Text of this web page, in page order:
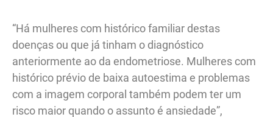
“Há mulheres com histórico familiar destas
doenças ou que já tinham o diagnóstico
anteriormente ao da endometriose. Mulheres com
histórico prévio de baixa autoestima e problemas
com a imagem corporal também podem ter um
risco maior quando o assunto é ansiedade”,